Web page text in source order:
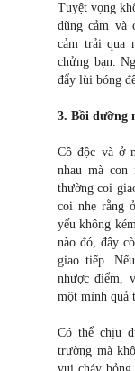
Tuyệt vọng
dũng cảm và
cảm trải qua
chửng bạn.
đẩy lùi bóng
3. Bồi dưỡng
Cô độc và ở
nhau mà con
thường coi
coi nhẹ rằng
yếu không
nào đó, đây
giao tiếp.
nhược điểm,
một mình quả
Có thể chịu
trường mà